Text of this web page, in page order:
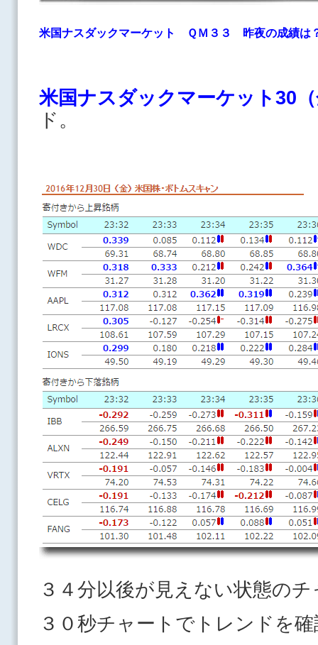
米国ナスダックマーケット ＱＭ３３ 昨夜の成績は
米国ナスダックマーケット30
ド。
３４分以後が見えない状態の
３０秒チャートでトレンドを